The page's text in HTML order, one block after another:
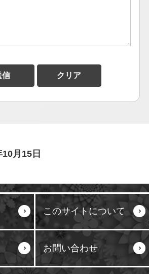
月15日
このサイトについて
お問い合わせ